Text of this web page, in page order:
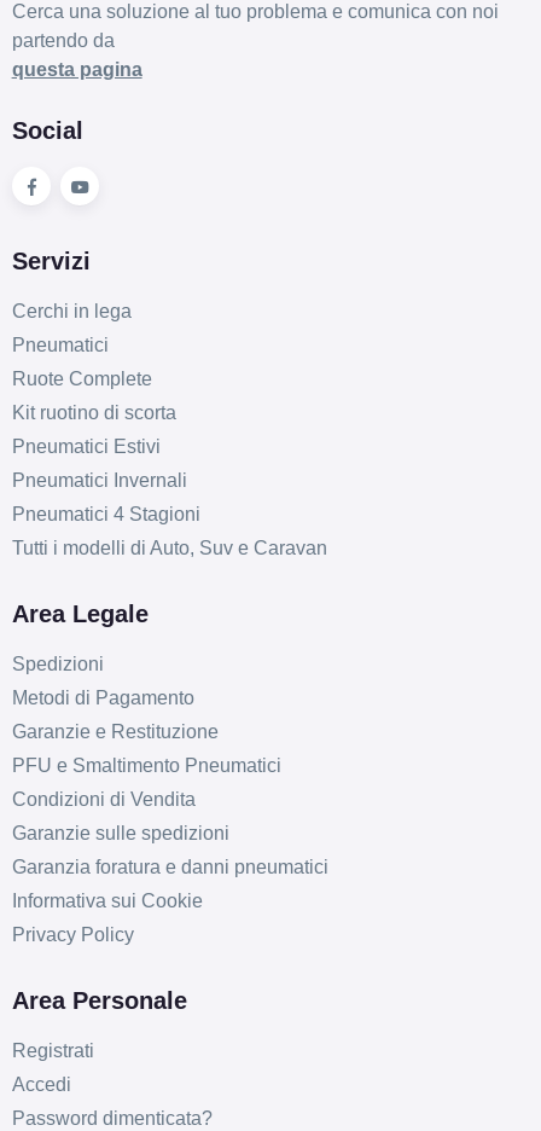
Cerca una soluzione al tuo problema e comunica con noi
partendo da
questa pagina
Social
Servizi
Cerchi in lega
Pneumatici
Ruote Complete
Kit ruotino di scorta
Pneumatici Estivi
Pneumatici Invernali
Pneumatici 4 Stagioni
Tutti i modelli di Auto, Suv e Caravan
Area Legale
Spedizioni
Metodi di Pagamento
Garanzie e Restituzione
PFU e Smaltimento Pneumatici
Condizioni di Vendita
Garanzie sulle spedizioni
Garanzia foratura e danni pneumatici
Informativa sui Cookie
Privacy Policy
Area Personale
Registrati
Accedi
Password dimenticata?